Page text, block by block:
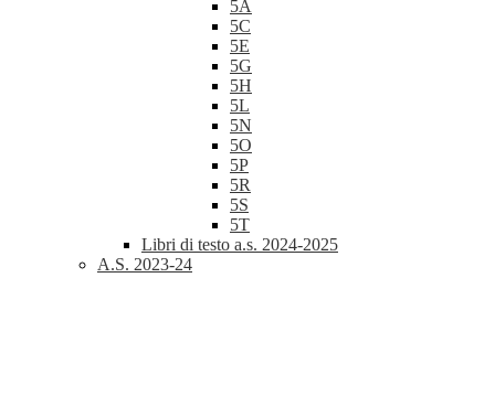
5A
5C
5E
5G
5H
5L
5N
5O
5P
5R
5S
5T
Libri di testo a.s. 2024-2025
A.S. 2023-24